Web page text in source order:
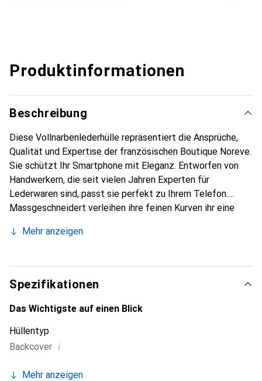
Produktinformationen
Beschreibung
Diese Vollnarbenlederhülle repräsentiert die Ansprüche,
Qualität und Expertise der französischen Boutique Noreve.
Sie schützt Ihr Smartphone mit Eleganz. Entworfen von
Handwerkern, die seit vielen Jahren Experten für
Lederwaren sind, passt sie perfekt zu Ihrem Telefon.
Massgeschneidert verleihen ihre feinen Kurven ihr eine
unverzichtbaren Accessoire Ihres Smartphones.
die Marke Noreve eine sichere Wahl für eine
anspruchsvolle Klientel.
Mehr anzeigen
Spezifikationen
Das Wichtigste auf einen Blick
Hüllentyp
Backcover i
Mehr anzeigen